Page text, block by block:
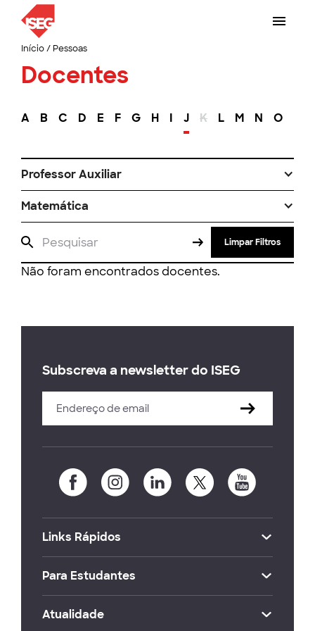
Início/ Pessoas
Docentes
A B C D E F G H I J K L M N O
Professor Auxiliar
Matemática
Limpar Filtros
Não foram encontrados docentes.
Subscreva a newsletter do ISEG
Links Rápidos
Para Estudantes
Atualidade